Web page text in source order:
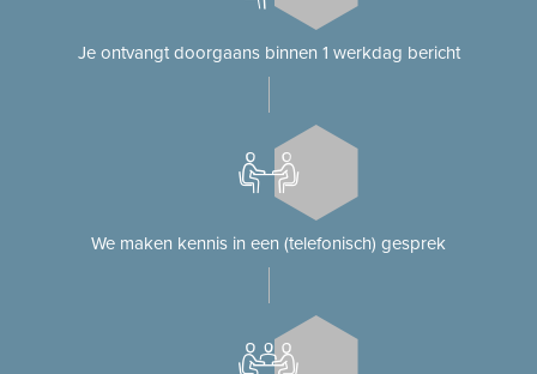
Je ontvangt doorgaans binnen 1 werkdag bericht
We maken kennis in een (telefonisch) gesprek